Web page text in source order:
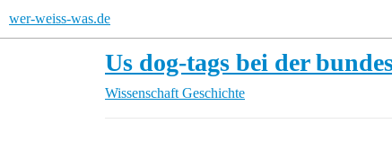
wer-weiss-was.de
Us dog-tags bei der
Wissenschaft Geschichte